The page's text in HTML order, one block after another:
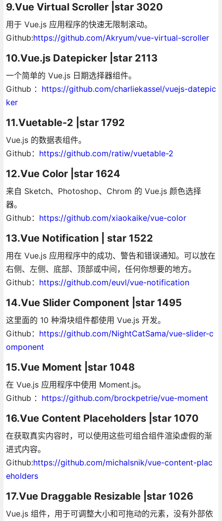
9.Vue Virtual Scroller |star 3020
用于 Vue.js 应用程序的快速无限制滚动。
Github:https://github.com/Akryum/vue-virtual-scroller
10.Vue.js Datepicker |star 2113
一个简单的 Vue.js 日期选择器组件。
Github ： https://github.com/charliekassel/vuejs-datepic
ker
11.Vuetable-2 |star 1792
Vue.js 的数据表组件。
Github： https://github.com/ratiw/vuetable-2
12.Vue Color |star 1624
来自 Sketch、Photoshop、Chrom 的 Vue.js 颜色选择
器。
Github： https://github.com/xiaokaike/vue-color
13.Vue Notification | star 1522
用在 Vue.js 应用程序中的成功、警告和错误通知。可以放在
右侧、左侧、底部、顶部或中间，任何你想要的地方。
Github： https://github.com/euvl/vue-notification
14.Vue Slider Component |star 1495
这里面的 10 种滑块组件都使用 Vue.js 开发。
Github： https://github.com/NightCatSama/vue-slider-c
omponent
15.Vue Moment |star 1048
在 Vue.js 应用程序中使用 Moment.js。
Github ： https://github.com/brockpetrie/vue-moment
16.Vue Content Placeholders |star 1070
在获取真实内容时，可以使用这些可组合组件渲染虚假的渐
进式内容。
Github:https://github.com/michalsnik/vue-content-plac
eholders
17.Vue Draggable Resizable |star 1026
Vue.js 组件，用于可调整大小和可拖动的元素，没有外部依